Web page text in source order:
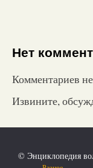
Нет
Комментариев
Извините,
© Энциклопедия